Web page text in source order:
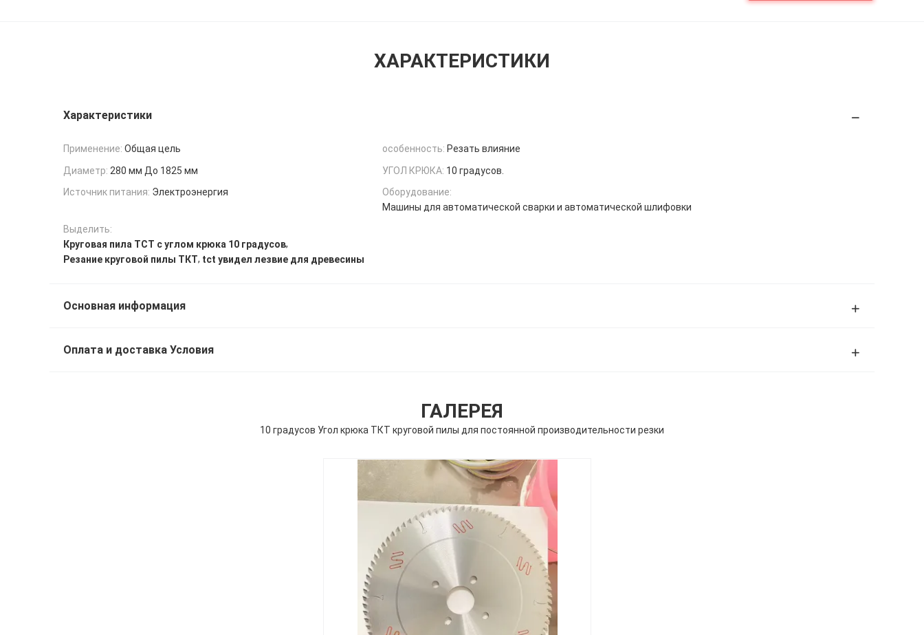
ХАРАКТЕРИСТИКИ
Характеристики
Применение: Общая цель особенность: Резать влияние
Диаметр: 280 мм До 1825 мм УГОЛ КРЮКА: 10 градусов.
Источник питания: Электроэнергия
Оборудование:
Машины для автоматической сварки и автоматической шлифовки
Выделить:
Круговая пила TCT с углом крюка 10 градусов,
Резание круговой пилы ТКТ, tct увидел лезвие для древесины
Основная информация
Оплата и доставка Условия
ГАЛЕРЕЯ
10 градусов Угол крюка ТКТ круговой пилы для постоянной производительности резки